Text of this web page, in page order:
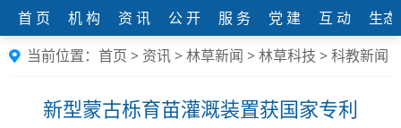
首 页 机 构 资 讯 公 开 服 务 党 建 互 动
生
当前位置： 首页 > 资讯>林草新闻 >林草科技 >科教新闻
新型蒙古栎育苗灌溉装置获国家专利